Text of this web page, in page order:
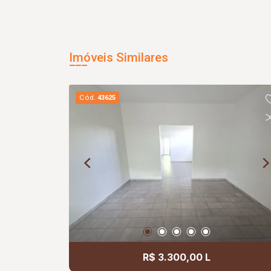
Imóveis Similares
Cód. 43625
R$ 3.300,00 L